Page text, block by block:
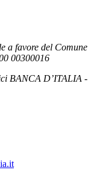
a favore del Comune
00300016
BANCA D’ITALIA -